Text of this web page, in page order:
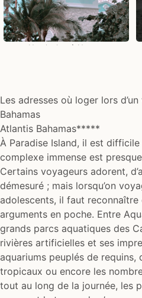
Un clocher à Nassau
Les adresses où loger lors
Bahamas
Atlantis Bahamas*****
À Paradise Island, il est
complexe immense est
Certains voyageurs adorent,
démesuré ; mais lorsqu’on
adolescents, il faut reconnaître
arguments en poche. Entre
grands parcs aquatiques des
rivières artificielles et ses
aquariums peuplés de requins,
tropicaux ou encore les
tout au long de la journée, les